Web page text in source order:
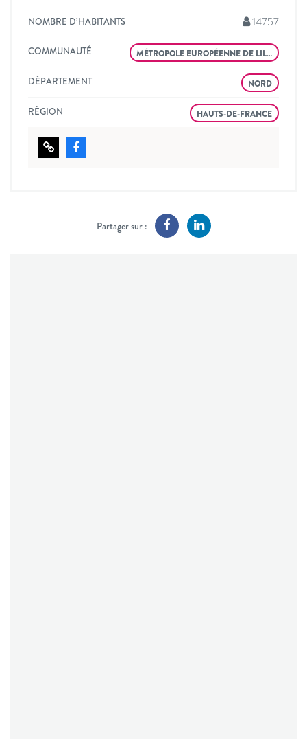
NOMBRE D’HABITANTS 14757
COMMUNAUTÉ MÉTROPOLE EUROPÉENNE DE LIL…
DÉPARTEMENT NORD
RÉGION HAUTS-DE-FRANCE
Partager sur :